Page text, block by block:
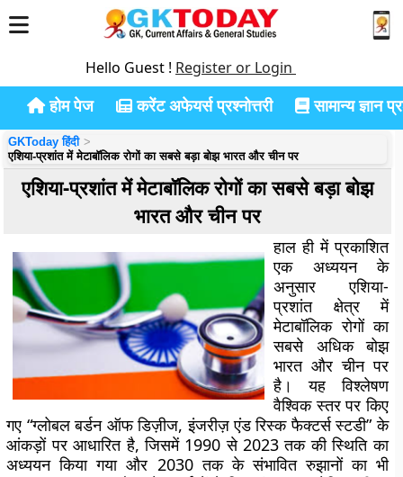
Hello Guest ! Register or Login
होम पेज करेंट अफेयर्स प्रश्नोत्तरी सामान्य ज्ञान
GKToday हिंदी
एशिया-प्रशांत में मेटाबॉलिक रोगों का सबसे बड़ा बोझ भारत और चीन पर
एशिया-प्रशांत में मेटाबॉलिक रोगों का सबसे बड़ा बोझ
भारत और चीन पर
हाल ही में प्रकाशित
एक अध्ययन के
अनुसार एशिया-
प्रशांत क्षेत्र में
मेटाबॉलिक रोगों का
सबसे अधिक बोझ
भारत और चीन पर
है। यह विश्लेषण
वैश्विक स्तर पर किए
गए “ग्लोबल बर्डन ऑफ डिज़ीज, इंजरीज़ एंड रिस्क फैक्टर्स स्टडी” के
आंकड़ों पर आधारित है, जिसमें 1990 से 2023 तक की स्थिति का
अध्ययन किया गया और 2030 तक के संभावित रुझानों का भी